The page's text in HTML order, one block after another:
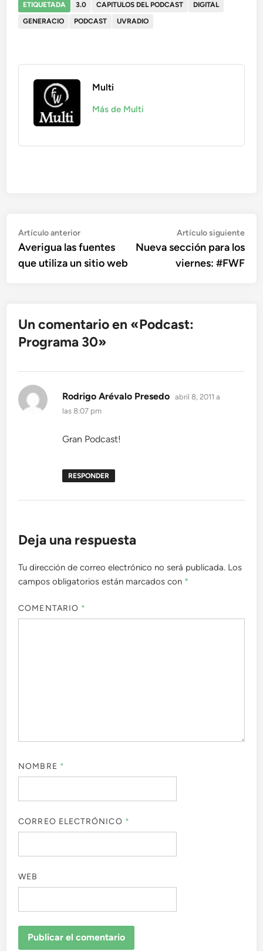
ETIQUETADA 3.0 CAPITULOS DEL PODCAST
DIGITAL
GENERACIO
PODCAST UVRADIO
Multi
Más de Multi
Navegación
de
entradas
Artículo anteriorArtículo
anterior:
Averigua las fuentes
que utiliza un sitio web
Artículo siguiente
Nueva sección para los
viernes: #FWF
Un comentario en «Podcast:
Programa 30»
Rodrigo Arévalo Presedo dice:
abril 8, 2011 a
las 8:07 pm
Gran Podcast!
RESPONDER
Deja una respuesta
Tu dirección de correo electrónico no será publicada. Los
campos obligatorios están marcados con *
COMENTARIO *
NOMBRE *
CORREO ELECTRÓNICO *
WEB